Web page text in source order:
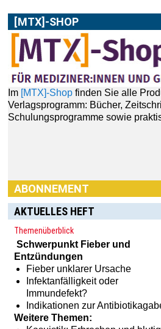
[MTX]-SHOP
Im [MTX]-Shop finden Sie alle
Verlagsprogramm: Bücher,
Schulungsprogramme sowie
ABONNEMENT
AKTUELLES HEFT
Themenüberblick
Schwerpunkt Fieber und
Entzündungen
Fieber unklarer Ursache
Infektanfälligkeit oder
Immundefekt?
Indikationen zur
Weitere Themen: